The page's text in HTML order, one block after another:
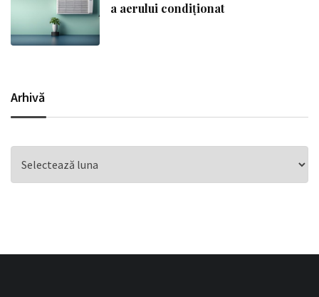
a aerului condiționat
Arhivă
Arhivă